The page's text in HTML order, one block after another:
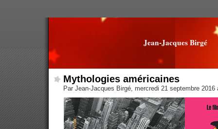
Jean-Jacques Birgé
Mythologies américaines
Par Jean-Jacques Birgé, mercredi 21 septembre